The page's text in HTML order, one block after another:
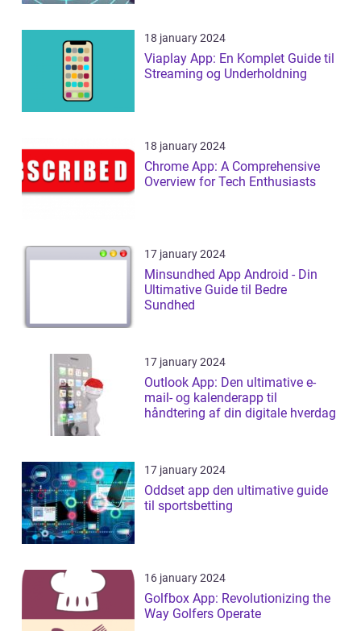
18 january 2024
Viaplay App: En Komplet Guide til
Streaming og Underholdning
18 january 2024
Chrome App: A Comprehensive
Overview for Tech Enthusiasts
17 january 2024
Minsundhed App Android - Din
Ultimative Guide til Bedre
Sundhed
17 january 2024
Outlook App: Den ultimative e-
mail- og kalenderapp til
håndtering af din digitale hverdag
17 january 2024
Oddset app den ultimative guide
til sportsbetting
16 january 2024
Golfbox App: Revolutionizing the
Way Golfers Operate